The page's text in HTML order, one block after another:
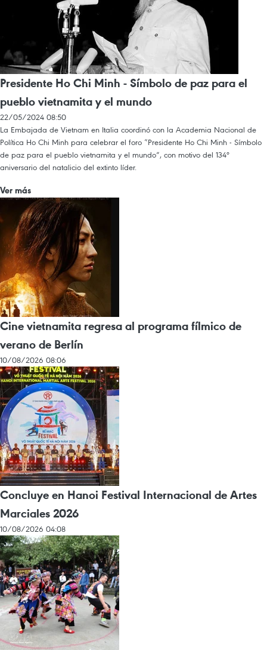
Presidente Ho Chi Minh - Símbolo de paz para el
pueblo vietnamita y el mundo
22/05/2024 08:50
La Embajada de Vietnam en Italia coordinó con la Academia Nacional de
Política Ho Chi Minh para celebrar el foro “Presidente Ho Chi Minh - Símbolo
de paz para el pueblo vietnamita y el mundo”, con motivo del 134º
aniversario del natalicio del extinto líder.
Ver más
Cine vietnamita regresa al programa fílmico de
verano de Berlín
10/08/2026 08:06
Concluye en Hanoi Festival Internacional de Artes
Marciales 2026
10/08/2026 04:08